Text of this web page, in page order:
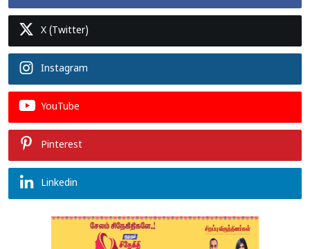
X (Twitter)
Instagram
YouTube
Pinterest
Linkedin